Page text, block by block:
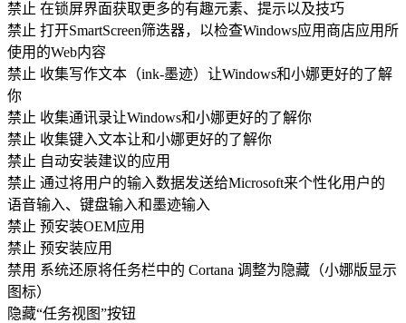
禁止 在锁屏界面获取更多的有趣元素、提示以及技巧
禁止 打开SmartScreen筛迭器，以检查Windows应用商店应用所
使用的Web内容
禁止 收集写作文本（ink-墨迹）让Windows和小娜更好的了解
你
禁止 收集通讯录让Windows和小娜更好的了解你
禁止 收集键入文本让和小娜更好的了解你
禁止 自动安装建议的应用
禁止 通过将用户的输入数据发送给Microsoft来个性化用户的
语音输入、键盘输入和墨迹输入
禁止 预安装OEM应用
禁止 预安装应用
禁用 系统还原将任务栏中的 Cortana 调整为隐藏（小娜版显示
图标）
隐藏“任务视图”按钮